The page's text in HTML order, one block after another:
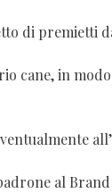
di premietti
cane, in
al Brand